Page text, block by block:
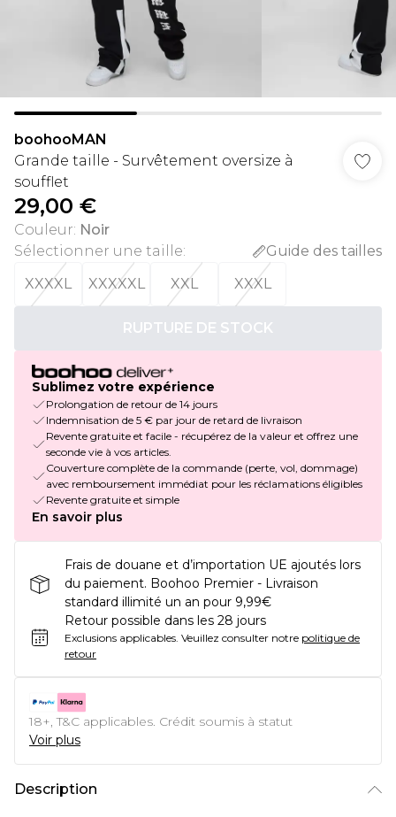
boohooMAN
Grande taille - Survêtement oversize à
soufflet
29,00 €
Couleur: Noir
Sélectionner une taille:
Guide des tailles
XXXXL
XXXXXL XXL XXXL
RUPTURE DE STOCK
Sublimez votre expérience
Prolongation de retour de 14 jours
Indemnisation de 5 € par jour de retard de livraison
Revente gratuite et facile - récupérez de la valeur et offrez une
seconde vie à vos articles.
Couverture complète de la commande (perte, vol, dommage)
avec remboursement immédiat pour les réclamations éligibles
Revente gratuite et simple
En savoir plus
Frais de douane et d’importation UE ajoutés lors
du paiement. Boohoo Premier - Livraison
standard illimité un an pour 9,99€
Retour possible dans les 28 jours
Exclusions applicables. Veuillez consulter notre politique de
retour
18+, T&C applicables. Crédit soumis à statut
Voir plus
Description